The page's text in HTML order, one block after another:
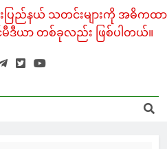
းပြည်နယ် သတင်းများကို အဓိကထာ
မီဒီယာ တစ်ခုလည်း ဖြစ်ပါတယ်။